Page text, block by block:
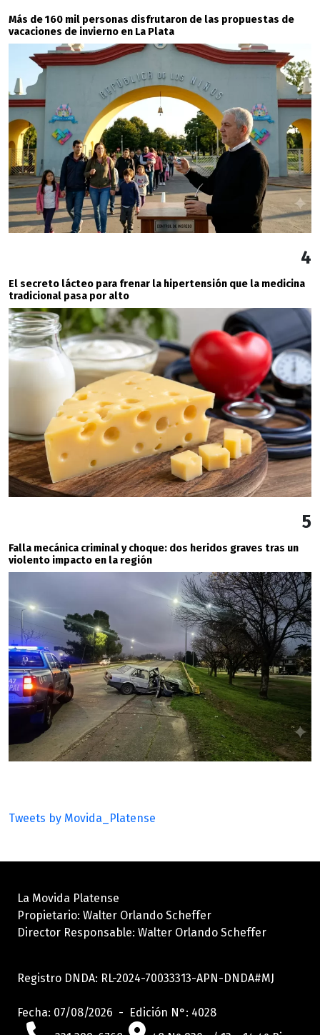
Más de 160 mil personas disfrutaron de las propuestas de
vacaciones de invierno en La Plata
4
El secreto lácteo para frenar la hipertensión que la medicina
tradicional pasa por alto
5
Falla mecánica criminal y choque: dos heridos graves tras un
violento impacto en la región
Tweets by Movida_Platense
La Movida Platense
Propietario: Walter Orlando Scheffer
Director Responsable: Walter Orlando Scheffer
Registro DNDA: RL-2024-70033313-APN-DNDA#MJ
Fecha: 07/08/2026 - Edición N°: 4028